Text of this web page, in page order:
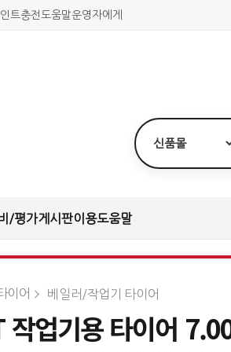
트충전도움말운영자에게
/평가게시판이용도움말
이어 베일러/작업기 타이어
작업기용 타이어